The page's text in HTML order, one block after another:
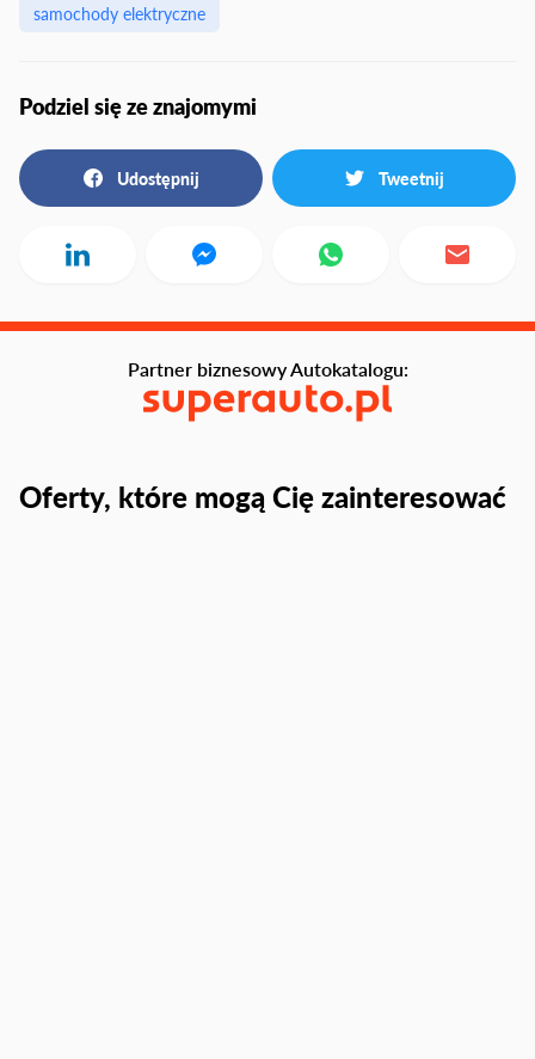
samochody elektryczne
Podziel się ze znajomymi
Udostępnij Tweetnij
Oferty, które mogą Cię zainteresować
Partner biznesowy Autokatalogu: